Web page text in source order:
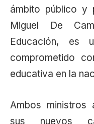
ámbito público y
Miguel De
Educación, es
comprometido
educativa en la
Ambos ministros
sus nuevos